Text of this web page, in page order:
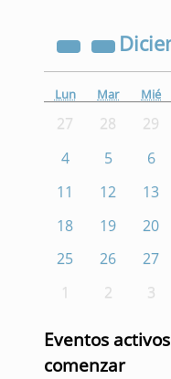
Lun Mar Mié
27 28 29
4
5 6
11
12 13
18
19 20
25
26 27
1
2 3
Eventos
comenzar